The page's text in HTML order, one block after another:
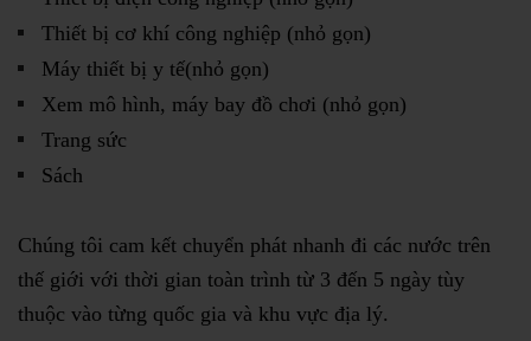
Thiết bị cơ khí công nghiệp (nhỏ gọn)
Máy thiết bị y tế(nhỏ gọn)
Xem mô hình, máy bay đồ chơi (nhỏ gọn)
Trang sức
Sách
Chúng tôi cam kết chuyển phát nhanh đi các nước trên
thế giới với thời gian toàn trình từ 3 đến 5 ngày tùy
thuộc vào từng quốc gia và khu vực địa lý.